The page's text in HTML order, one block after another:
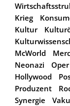
Krieg
Kultur
McWorld
Neonazi
Hollywood
Produzent
Synergie